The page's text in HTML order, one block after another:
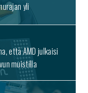
yli
että AMD julkaisi
muistilla